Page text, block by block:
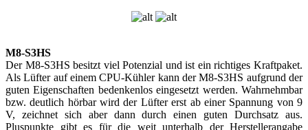
M8-S3HS
Der M8-S3HS besitzt viel Potenzial und ist ein richtiges Kraftpaket.
Als Lüfter auf einem CPU-Kühler kann der M8-S3HS aufgrund der
guten Eigenschaften bedenkenlos eingesetzt werden. Wahrnehmbar
bzw. deutlich hörbar wird der Lüfter erst ab einer Spannung von 9
V, zeichnet sich aber dann durch einen guten Durchsatz aus.
Pluspunkte gibt es für die weit unterhalb der Herstellerangabe